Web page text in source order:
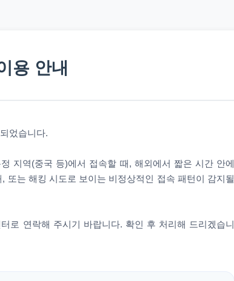
용 안내
었습니다.
지역(중국 등)에서 접속할 때, 해외에서 짧은 시간 안에
또는 해킹 시도로 보이는 비정상적인 접속 패턴이 감지될
로 연락해 주시기 바랍니다. 확인 후 처리해 드리겠습니